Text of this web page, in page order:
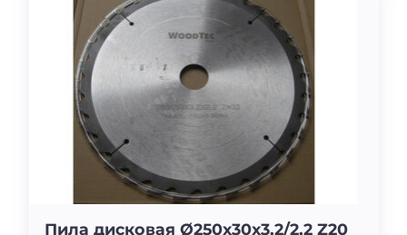
Пила дисковая Ø250x30x3,2/2,2 Z20